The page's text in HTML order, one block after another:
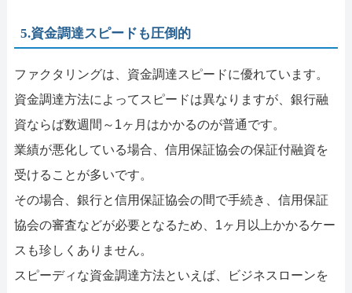
5.資金調達スピードも圧倒的
ファクタリングは、資金調達スピードに優れています。
資金調達方法によってスピードは異なりますが、銀行融
資ならば数週間～1ヶ月はかかるのが普通です。
業績が悪化している場合、信用保証協会の保証付融資を
受けることが多いです。
その場合、銀行と信用保証協会の間で手続き、信用保証
協会の審査などが必要となるため、1ヶ月以上かかるケー
スも珍しくありません。
スピーディな資金調達方法といえば、ビジネスローンを